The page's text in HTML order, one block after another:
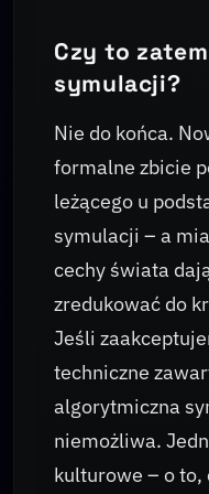
Czy to
symulacji?
Nie do końca.
formalne zbicie
leżącego u
symulacji – a
cechy świata
zredukować do
Jeśli
techniczne
algorytmiczna
niemożliwa.
kulturowe – o to,